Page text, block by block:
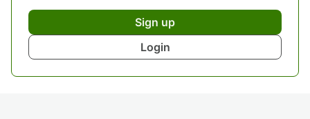
Sign up
Login